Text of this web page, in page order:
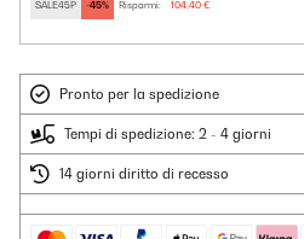
SALE45P -45% Risparmi: 104,40 €
Pronto per la spedizione
Tempi di spedizione: 2 - 4 giorni
14 giorni diritto di recesso